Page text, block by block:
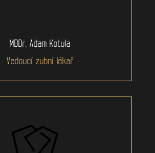
MDDr. Adam Kotula
Vedoucí zubní lékař